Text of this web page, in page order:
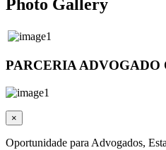
Photo Gallery
PARCERIA ADVOGADO
×
Oportunidade para Advogados,